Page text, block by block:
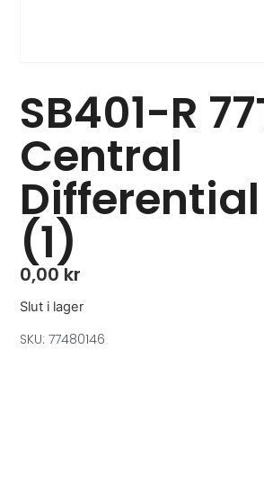
SB401-R
Central
(1)
0,00 kr
Slut i lager
SKU: 77480146